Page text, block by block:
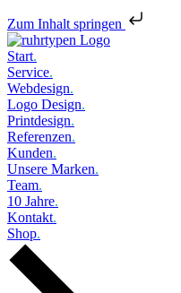
Zum Inhalt springen
Start.
Service.
Webdesign.
Logo Design.
Printdesign.
Referenzen.
Kunden.
Unsere Marken.
Team.
10 Jahre.
Kontakt.
Shop.